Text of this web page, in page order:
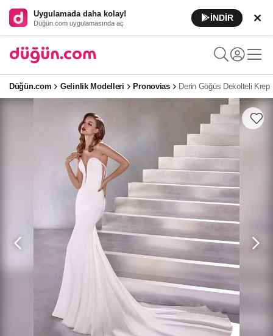
Uygulamada daha kolay!
Düğün.com uygulamasında aç
İNDİR
Düğün.com Gelinlik Modelleri Pronovias Derin Göğüs Dekolteli Krep